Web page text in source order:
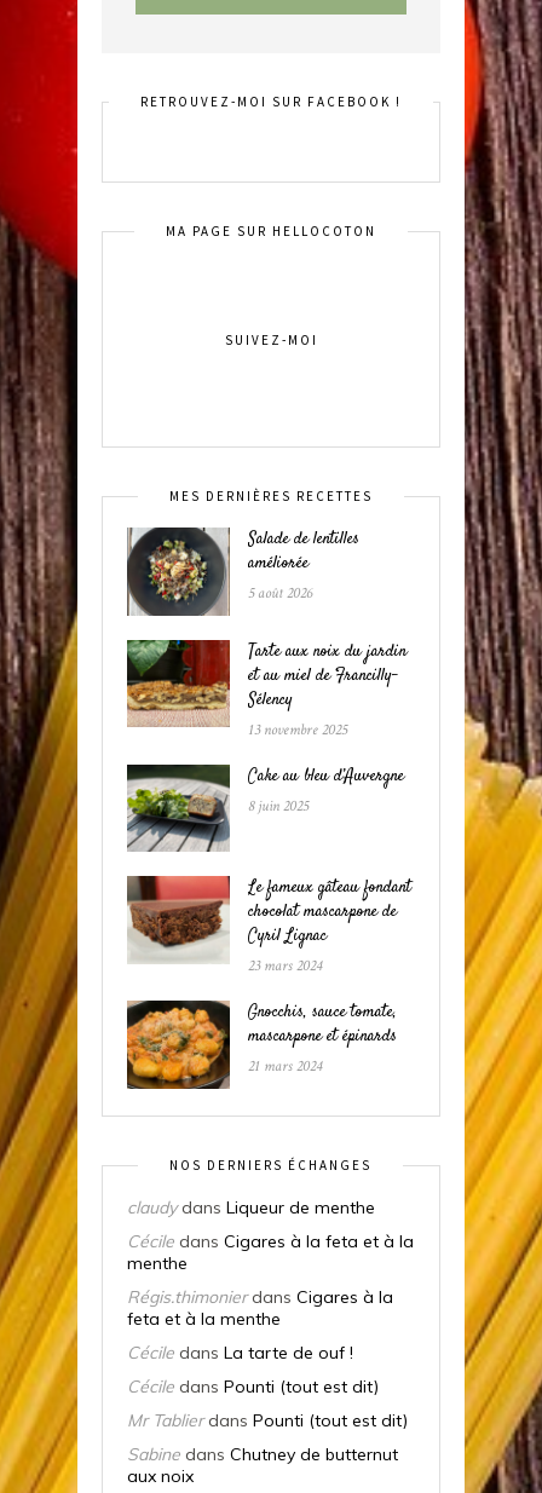
RETROUVEZ-MOI SUR FACEBOOK !
MA PAGE SUR HELLOCOTON
SUIVEZ-MOI
MES DERNIÈRES RECETTES
Salade de lentilles
améliorée
5 août 2026
Tarte aux noix du jardin
et au miel de Francilly-
Sélency
13 novembre 2025
Cake au bleu d’Auvergne
8 juin 2025
Le fameux gâteau fondant
chocolat mascarpone de
Cyril Lignac
23 mars 2024
Gnocchis, sauce tomate,
mascarpone et épinards
21 mars 2024
NOS DERNIERS ÉCHANGES
claudydans Liqueur de menthe
Cécile dans Cigares à la feta et à la
menthe
Régis.thimonierdans Cigares à la
feta et à la menthe
Cécile dans La tarte de ouf !
Cécile dans Pounti (tout est dit)
Mr Tablierdans Pounti (tout est dit)
Sabine dans Chutney de butternut
aux noix